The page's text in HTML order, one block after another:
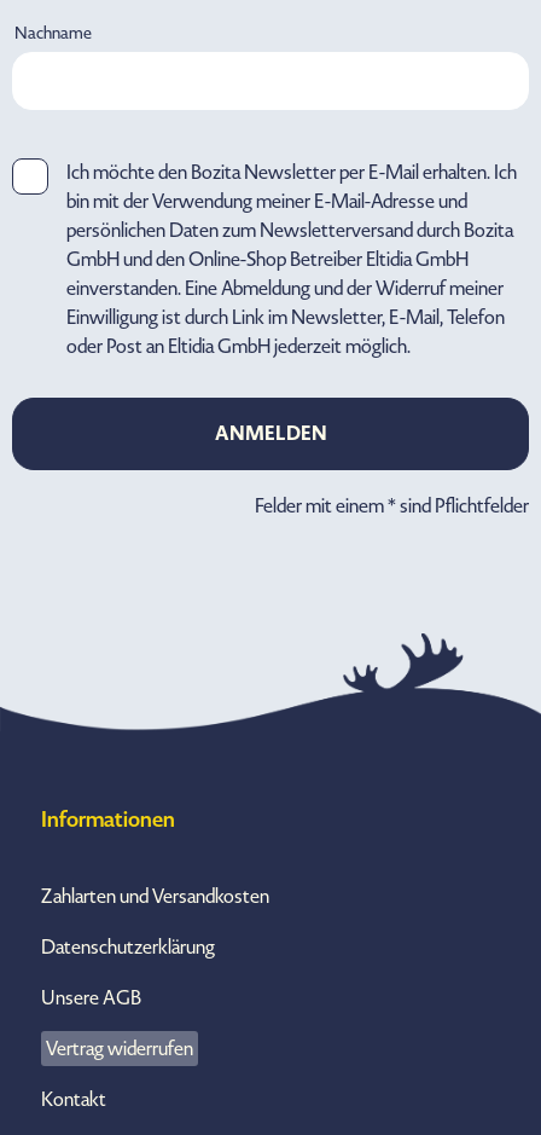
Nachname
Ich möchte den Bozita Newsletter per E-Mail erhalten. Ich
bin mit der Verwendung meiner E-Mail-Adresse und
persönlichen Daten zum Newsletterversand durch Bozita
GmbH und den Online-Shop Betreiber Eltidia GmbH
einverstanden. Eine Abmeldung und der Widerruf meiner
Einwilligung ist durch Link im Newsletter, E-Mail, Telefon
oder Post an Eltidia GmbH jederzeit möglich.
ANMELDEN
ANMELDEN
Felder mit einem * sind Pflichtfelder
Informationen
Zahlarten und Versandkosten
Datenschutzerklärung
Unsere AGB
Vertrag widerrufen
Kontakt